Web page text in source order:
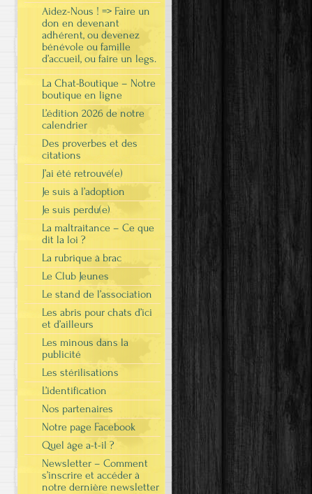
Aidez-Nous ! => Faire un
don en devenant
adhérent, ou devenez
bénévole ou famille
d’accueil, ou faire un legs.
La Chat-Boutique – Notre
boutique en ligne
L’édition 2026 de notre
calendrier
Des proverbes et des
citations
J’ai été retrouvé(e)
Je suis à l’adoption
Je suis perdu(e)
La maltraitance – Ce que
dit la loi ?
La rubrique à brac
Le Club Jeunes
Le stand de l’association
Les abris pour chats d’ici
et d’ailleurs
Les minous dans la
publicité
Les stérilisations
L’identification
Nos partenaires
Notre page Facebook
Quel âge a-t-il ?
Newsletter – Comment
s’inscrire et accéder à
notre dernière newsletter